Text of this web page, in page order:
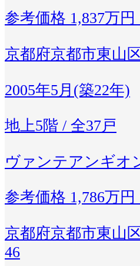
参考価格 1,837万円
京都府京都市東山
2005年5月(築22年)
地上5階 / 全37戸
ヴァンテアンギオ
参考価格 1,786万円
京都府京都市東山
46